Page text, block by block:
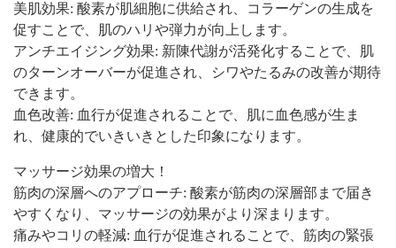
美肌効果: 酸素が肌細胞に供給され、コラーゲンの生成を
促すことで、肌のハリや弾力が向上します。
アンチエイジング効果: 新陳代謝が活発化することで、肌
のターンオーバーが促進され、シワやたるみの改善が期待
できます。
血色改善: 血行が促進されることで、肌に血色感が生ま
れ、健康的でいきいきとした印象になります。
マッサージ効果の増大！
筋肉の深層へのアプローチ: 酸素が筋肉の深層部まで届き
やすくなり、マッサージの効果がより深まります。
痛みやコリの軽減: 血行が促進されることで、筋肉の緊張